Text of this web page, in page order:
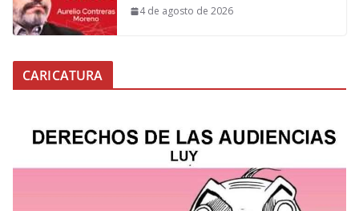
4 de agosto de 2026
CARICATURA